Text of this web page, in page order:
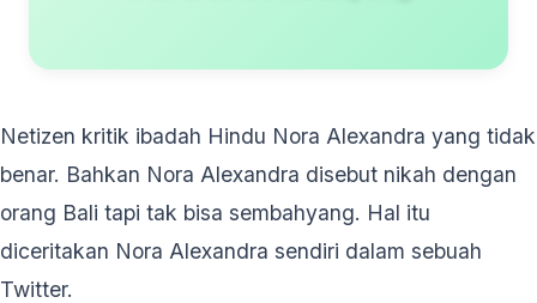
Netizen kritik ibadah Hindu Nora Alexandra yang tidak
benar. Bahkan Nora Alexandra disebut nikah dengan
orang Bali tapi tak bisa sembahyang. Hal itu
diceritakan Nora Alexandra sendiri dalam sebuah
Twitter.